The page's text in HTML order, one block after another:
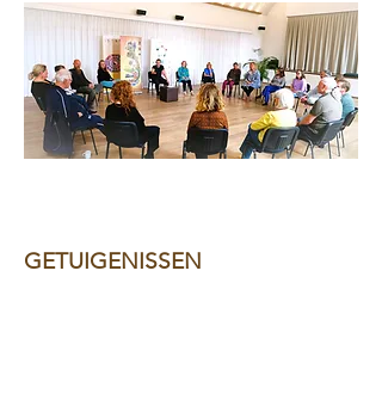
GETUIGENISSEN